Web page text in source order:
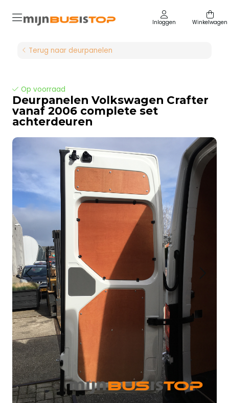
Inloggen Winkelwagen
Terug naar deurpanelen
Op voorraad
Deurpanelen Volkswagen Crafter
vanaf 2006 complete set
achterdeuren